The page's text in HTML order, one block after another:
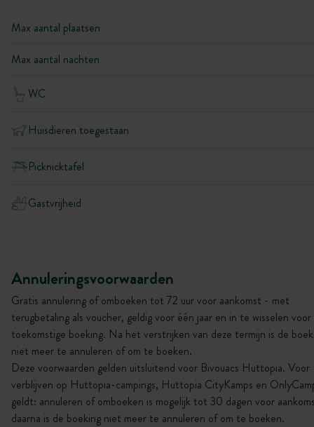
Max aantal plaatsen
Max aantal nachten
WC
Huisdieren toegestaan
Picknicktafel
Gastvrijheid
Annuleringsvoorwaarden
Gratis annulering of omboeken tot 72 uur voor aankomst - met
terugbetaling als voucher, geldig voor één jaar en in te wisselen
toekomstige boeking. Na het verstrijken van deze termijn is de
niet meer te annuleren of om te boeken.
Deze voorwaarden gelden uitsluitend voor Bivouacs Huttopia. Voor
verblijven op Huttopia-campings, Huttopia CityKamps en
geldt: annuleren of omboeken is mogelijk tot 30 dagen voor
daarna is de boeking niet meer te annuleren of om te boeken.